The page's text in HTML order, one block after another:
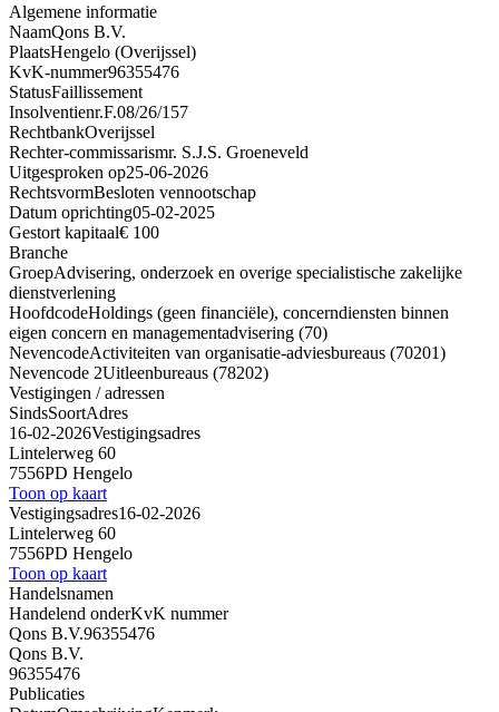
Algemene informatie
NaamQons B.V.
PlaatsHengelo (Overijssel)
KvK-nummer96355476
StatusFaillissement
Insolventienr.F.08/26/157
RechtbankOverijssel
Rechter-commissarismr. S.J.S. Groeneveld
Uitgesproken op25-06-2026
RechtsvormBesloten vennootschap
Datum oprichting05-02-2025
Gestort kapitaal€ 100
Branche
GroepAdvisering, onderzoek en overige specialistische zakelijke
dienstverlening
HoofdcodeHoldings (geen financiële), concerndiensten binnen
eigen concern en managementadvisering (70)
NevencodeActiviteiten van organisatie-adviesbureaus (70201)
Nevencode 2Uitleenbureaus (78202)
Vestigingen / adressen
SindsSoortAdres
16-02-2026Vestigingsadres
Lintelerweg 60
7556PD Hengelo
Toon op kaart
Vestigingsadres16-02-2026
Lintelerweg 60
7556PD Hengelo
Toon op kaart
Handelsnamen
Handelend onderKvK nummer
Qons B.V.96355476
Qons B.V.
96355476
Publicaties